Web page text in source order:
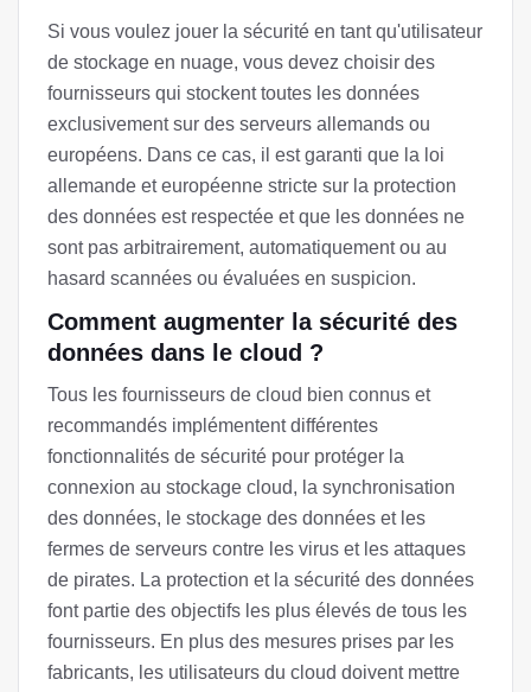
Si vous voulez jouer la sécurité en tant qu'utilisateur
de stockage en nuage, vous devez choisir des
fournisseurs qui stockent toutes les données
exclusivement sur des serveurs allemands ou
européens. Dans ce cas, il est garanti que la loi
allemande et européenne stricte sur la protection
des données est respectée et que les données ne
sont pas arbitrairement, automatiquement ou au
hasard scannées ou évaluées en suspicion.
Comment augmenter la sécurité des
données dans le cloud ?
Tous les fournisseurs de cloud bien connus et
recommandés implémentent différentes
fonctionnalités de sécurité pour protéger la
connexion au stockage cloud, la synchronisation
des données, le stockage des données et les
fermes de serveurs contre les virus et les attaques
de pirates. La protection et la sécurité des données
font partie des objectifs les plus élevés de tous les
fournisseurs. En plus des mesures prises par les
fabricants, les utilisateurs du cloud doivent mettre